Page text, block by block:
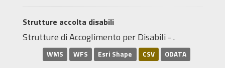
Strutture accolta disabili
Strutture di Accoglimento per Disabili - .
WMS WFS Esri Shape CSV ODATA